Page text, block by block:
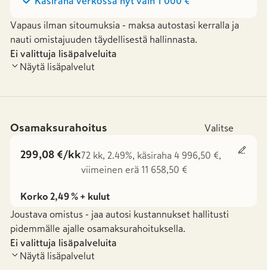
Vapaus ilman sitoumuksia - maksa autostasi kerralla ja
nauti omistajuuden täydellisestä hallinnasta.
Ei valittuja lisäpalveluita
Näytä lisäpalvelut
Osamaksurahoitus Valitse
299,08 €/kk72 kk, 2.49%, käsiraha 4 996,50 €,
viimeinen erä 11 658,50 €
Korko 2,49 % + kulut
Joustava omistus - jaa autosi kustannukset hallitusti
pidemmälle ajalle osamaksurahoituksella.
Ei valittuja lisäpalveluita
Näytä lisäpalvelut